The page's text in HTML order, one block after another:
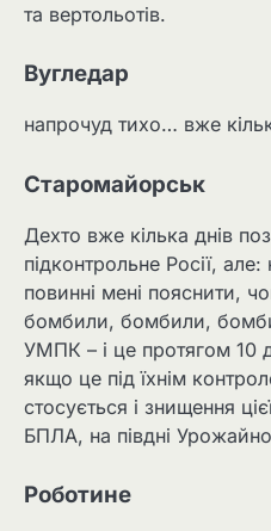
та вертольотів.
Вугледар
напрочуд тихо… вже
Старомайорськ
Дехто вже кілька днів
підконтрольне Росії,
повинні мені пояснити,
бомбили, бомбили,
УМПК – і це протягом 10
якщо це під їхнім
стосується і знищення
БПЛА, на півдні
Роботине